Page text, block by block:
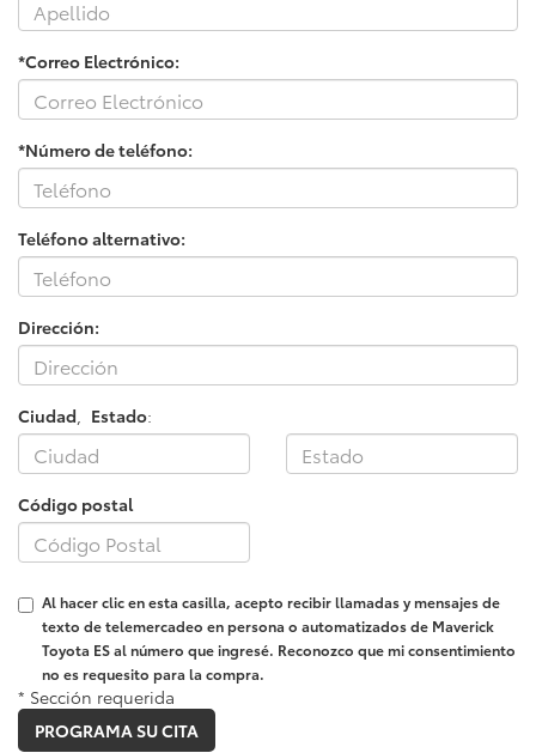
*Correo Electrónico:
*Número de teléfono:
Teléfono alternativo:
Dirección:
Ciudad, Estado:
Código postal
Al hacer clic en esta casilla, acepto recibir llamadas y mensajes de
texto de telemercadeo en persona o automatizados de Maverick
Toyota ES al número que ingresé. Reconozco que mi consentimiento
no es requesito para la compra.
* Sección requerida